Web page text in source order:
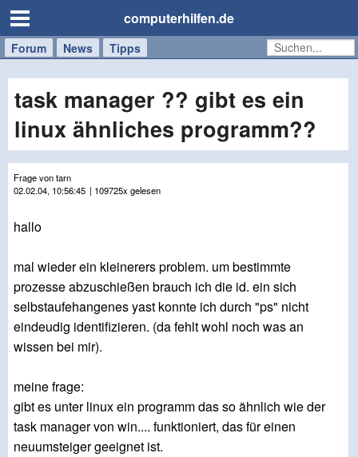
computerhilfen.de
Forum News Tipps
Handy
Tablet
Windows
Mac
task manager ?? gibt es ein
linux ähnliches programm??
Frage von tarn
02.02.04, 10:56:45 | 109725x gelesen
hallo
mal wieder ein kleinerers problem. um bestimmte
prozesse abzuschießen brauch ich die id. ein sich
selbstaufehangenes yast konnte ich durch "ps" nicht
eindeudig identifizieren. (da fehlt wohl noch was an
wissen bei mir).
meine frage:
gibt es unter linux ein programm das so ähnlich wie der
task manager von win.... funktioniert, das für einen
neuumsteiger geeignet ist.